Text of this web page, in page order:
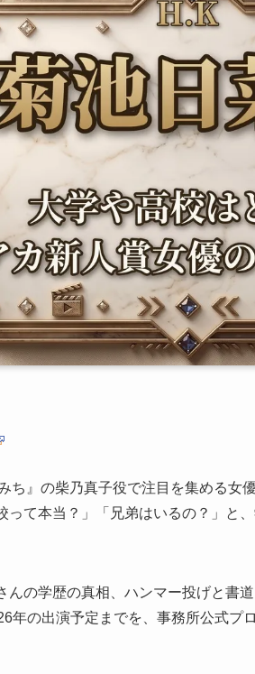
ち』の柴乃真子役で注目を集める女
って本当？」「兄弟はいるの？」と
んの学歴の真相、ハンマー投げと書
年の出演予定までを、事務所公式プ